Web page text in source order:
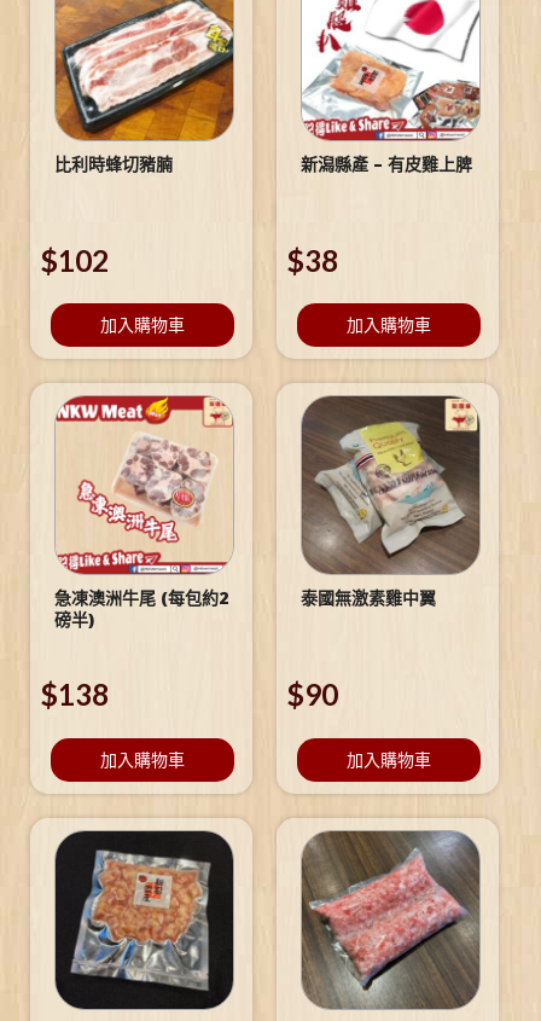
比利時蜂切豬腩
$102
加入購物車
新潟縣產 – 有皮雞上脾
$38
加入購物車
急凍澳洲牛尾 (每包約2
磅半)
$138
加入購物車
泰國無激素雞中翼
$90
加入購物車